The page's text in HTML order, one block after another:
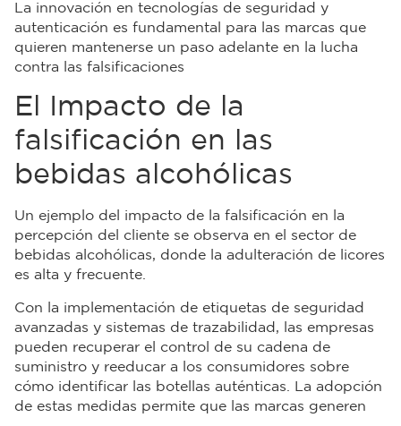
La innovación en tecnologías de seguridad y
autenticación es fundamental para las marcas que
quieren mantenerse un paso adelante en la lucha
contra las falsificaciones
El Impacto de la
falsificación en las
bebidas alcohólicas
Un ejemplo del impacto de la falsificación en la
percepción del cliente se observa en el sector de
bebidas alcohólicas, donde la adulteración de licores
es alta y frecuente.
Con la implementación de etiquetas de seguridad
avanzadas y sistemas de trazabilidad, las empresas
pueden recuperar el control de su cadena de
suministro y reeducar a los consumidores sobre
cómo identificar las botellas auténticas. La adopción
de estas medidas permite que las marcas generen